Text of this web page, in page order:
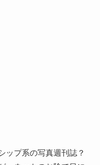
ップ系の写真週刊誌？